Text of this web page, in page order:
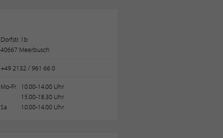
Dorfstr. 1b
40667 Meerbusch
+49 2132 / 961 66 0
Mo-Fr
Sa
10.00-14.00 Uhr
15.00-18.30 Uhr
10.00-14.00 Uhr